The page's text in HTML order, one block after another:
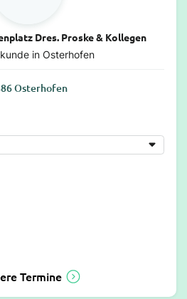
Dres. Proske & Kollegen
in Osterhofen
Osterhofen
Termine